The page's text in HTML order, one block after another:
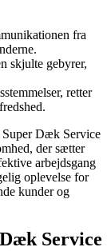
fra
skjulte gebyrer,
retter
Super Dæk Service
der sætter
arbejdsgang
oplevelse for
kunder og
Service